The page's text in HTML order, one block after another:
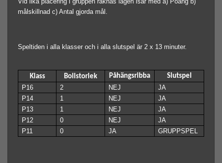
målskillnad c) Antal gjorda mål.
Speltiden i alla klasser och i alla slutspel är 2 x 13 minuter.
Klass Bollstorlek Påhängsribba
Slutspel
P16
2 NEJ
JA
P14
1 NEJ
JA
P13
1 NEJ
JA
P12
0 NEJ
JA
P11
0 JA GRUPPSPEL